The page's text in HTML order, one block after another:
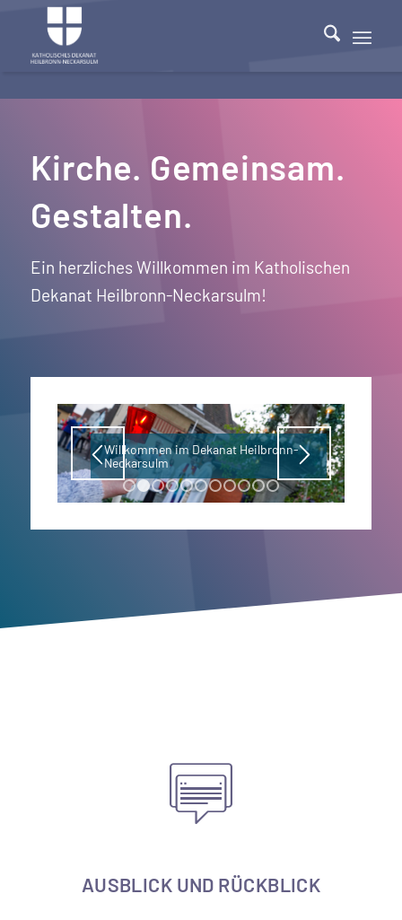
Kirche. Gemeinsam.
Gestalten.
Ein herzliches Willkommen im Katholischen
Dekanat Heilbronn-Neckarsulm!
Willkommen im Dekanat Heilbronn-
Neckarsulm
1 2 3 4 5 6 7 8 9
AUSBLICK UND RÜCKBLICK